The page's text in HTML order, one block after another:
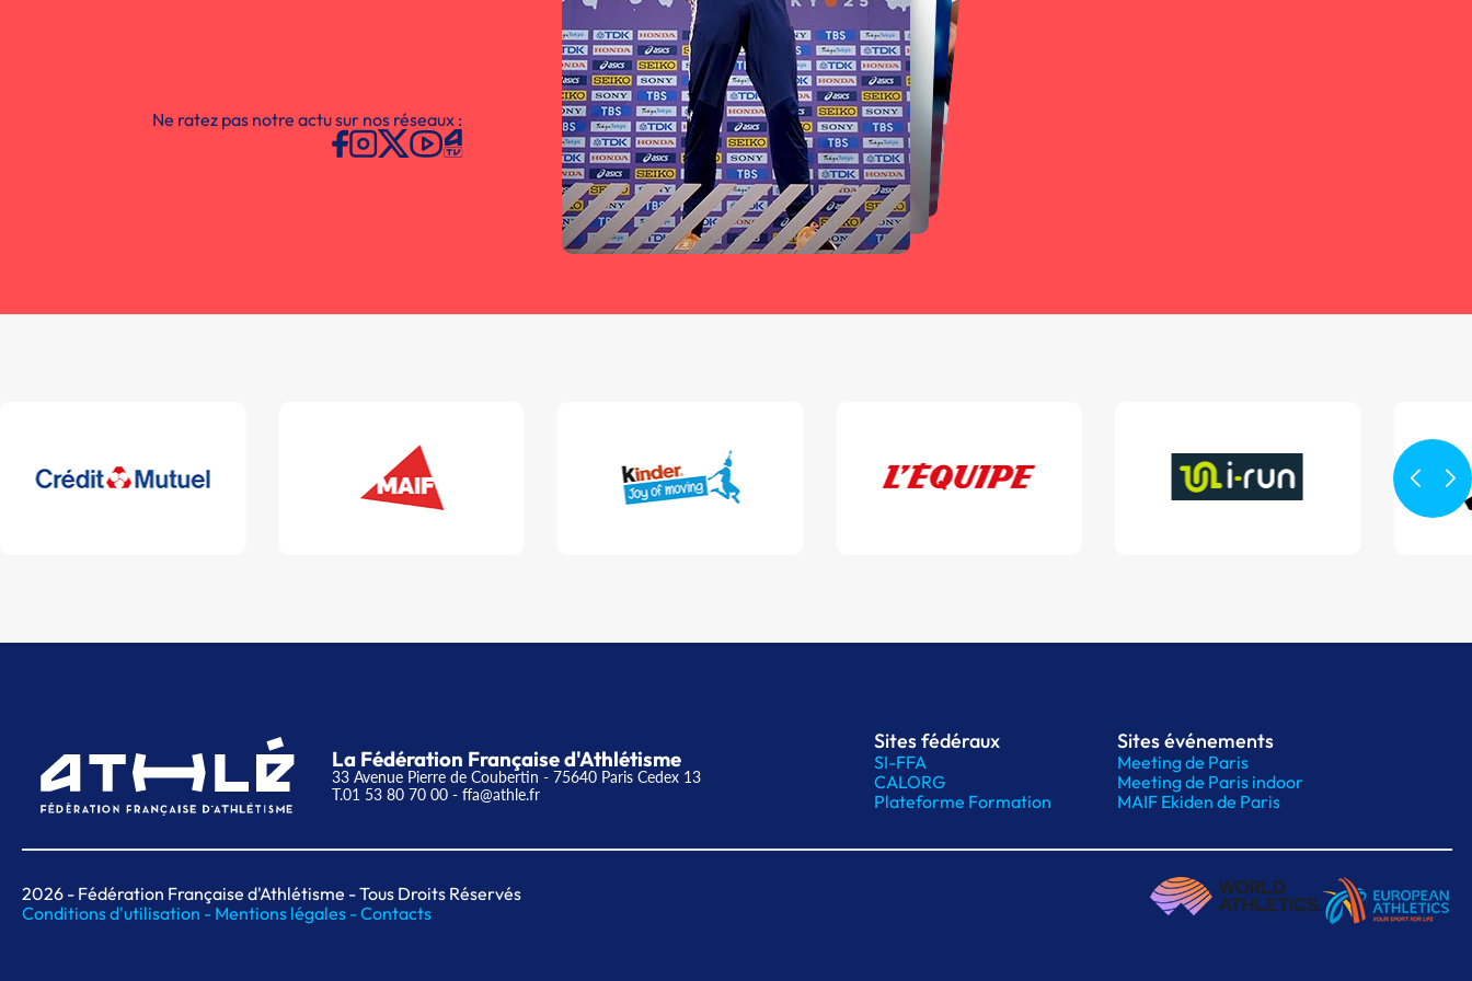
Ne ratez pas notre actu sur nos réseaux :
La Fédération Française d'Athlétisme
33 Avenue Pierre de Coubertin - 75640 Paris Cedex 13
T.01 53 80 70 00 - ffa@athle.fr
Sites fédéraux
SI-FFA
CALORG
Plateforme Formation
Sites événements
Meeting de Paris
Meeting de Paris indoor
MAIF Ekiden de Paris
2026 - Fédération Française d'Athlétisme - Tous Droits Réservés
Conditions d'utilisation - Mentions légales -Contacts